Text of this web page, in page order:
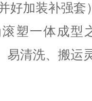
好加装补强套
塑一体成型
易清洗、搬运